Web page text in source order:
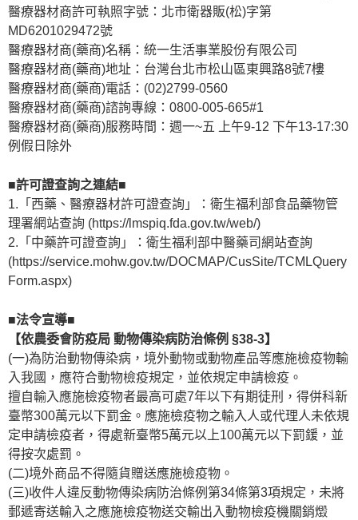
醫療器材商許可執照字號：北市衛器販(松)字第
MD6201029472號
醫療器材商(藥商)名稱：統一生活事業股份有限公司
醫療器材商(藥商)地址：台灣台北市松山區東興路8號7樓
醫療器材商(藥商)電話：(02)2799-0560
醫療器材商(藥商)諮詢專線：0800-005-665#1
醫療器材商(藥商)服務時間：週一~五 上午9-12 下午13-17:30
例假日除外
■許可證查詢之連結■
1.「西藥、醫療器材許可證查詢」：衛生福利部食品藥物管
理署網站查詢 (https://lmspiq.fda.gov.tw/web/)
2.「中藥許可證查詢」：衛生福利部中醫藥司網站查詢
(https://service.mohw.gov.tw/DOCMAP/CusSite/TCMLQuery
Form.aspx)
■法令宣導■
【依農委會防疫局 動物傳染病防治條例 §38-3】
(一)為防治動物傳染病，境外動物或動物產品等應施檢疫物輸
入我國，應符合動物檢疫規定，並依規定申請檢疫。
擅自輸入應施檢疫物者最高可處7年以下有期徒刑，得併科新
臺幣300萬元以下罰金。應施檢疫物之輸入人或代理人未依規
定申請檢疫者，得處新臺幣5萬元以上100萬元以下罰鍰，並
得按次處罰。
(二)境外商品不得隨貨贈送應施檢疫物。
(三)收件人違反動物傳染病防治條例第34條第3項規定，未將
郵遞寄送輸入之應施檢疫物送交輸出入動物檢疫機關銷燬